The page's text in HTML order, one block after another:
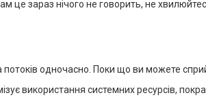
це зараз нічого не говорить, не
потоків одночасно. Поки що ви можете
використання системних ресурсів,